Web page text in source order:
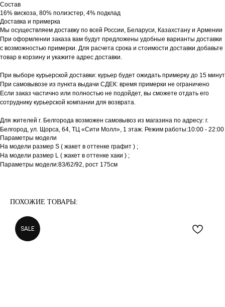
Состав
16% вискоза, 80% полиэстер, 4% подклад
Доставка и примерка
Мы осуществляем доставку по всей России, Беларуси, Казахстану и Армении
При оформлении заказа вам будут предложены удобные варианты доставки
с возможностью примерки. Для расчета срока и стоимости доставки добавьте
товар в корзину и укажите адрес доставки.
При выборе курьерской доставки: курьер будет ожидать примерку до 15 минут
При самовывозе из пункта выдачи СДЕК: время примерки не ограничено
Если заказ частично или полностью не подойдет, вы сможете отдать его
сотруднику курьерской компании для возврата.
Для жителей г. Белгорода возможен самовывоз из магазина по адресу: г.
Белгород, ул. Щорса, 64, ТЦ «Сити Молл», 1 этаж. Режим работы:10:00 - 22:00
Параметры модели
На модели размер S ( жакет в оттенке графит ) ;
На модели размер L ( жакет в оттенке хаки ) ;
Параметры модели:83/62/92, рост 175см
ПОХОЖИЕ ТОВАРЫ:
SALE